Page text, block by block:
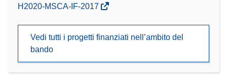
(si
nuova
H2020-MSCA-IF-2017
Vedi tutti i progetti finanziati nell’ambito del
bando